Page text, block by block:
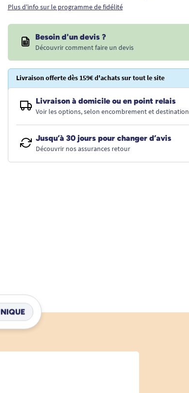
Plus d'info sur le programme de fidélité
Besoin d'un devis ?
Découvrir comment faire un devis
Livraison offerte dès 159€ d'achats sur tout le site
Livraison à domicile ou en point relais
Voir les options, selon encombrement et destination
Jusqu’à 30 jours pour changer d’avis
Découvrir nos assurances retour